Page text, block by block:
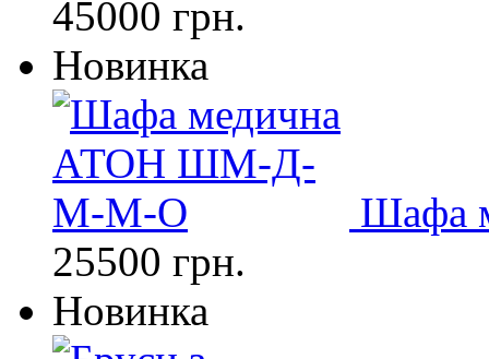
45000 грн.
Новинка
Шафа
25500 грн.
Новинка